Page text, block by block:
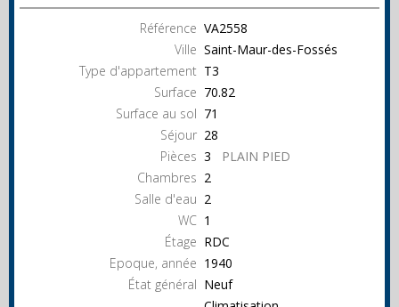
Référence VA2558
Ville Saint-Maur-des-Fossés
Type d'appartement T3
Surface 70.82
Surface au sol 71
Séjour 28
Pièces 3
PLAIN PIED
Chambres 2
Salle d'eau 2
WC 1
Étage RDC
Epoque, année 1940
État général Neuf